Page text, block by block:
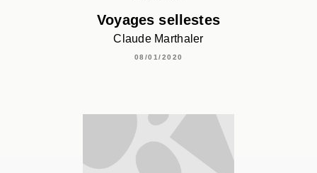
Voyages sellestes
Claude Marthaler
08/01/2020